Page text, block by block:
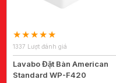
1337 Lượt đánh giá
Lavabo Đặt Bàn American
Standard WP-F420